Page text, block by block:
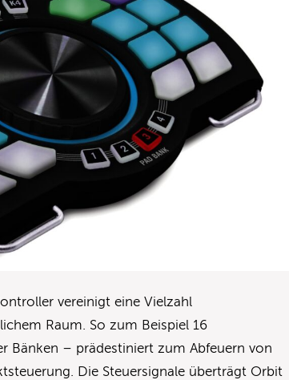
vereinigt eine Vielzahl
Raum. So zum Beispiel 16
Bänken – prädestiniert zum Abfeuern von
Die Steuersignale überträgt Orbit